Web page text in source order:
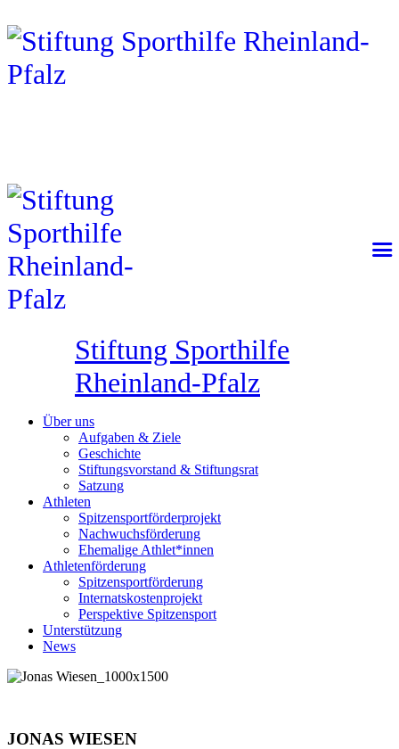
Stiftung Sporthilfe
Rheinland-Pfalz
Über uns
Aufgaben & Ziele
Geschichte
Stiftungsvorstand & Stiftungsrat
Satzung
Athleten
Spitzensportförderprojekt
Nachwuchsförderung
Ehemalige Athlet*innen
Athletenförderung
Spitzensportförderung
Internatskostenprojekt
Perspektive Spitzensport
Unterstützung
News
JONAS WIESEN